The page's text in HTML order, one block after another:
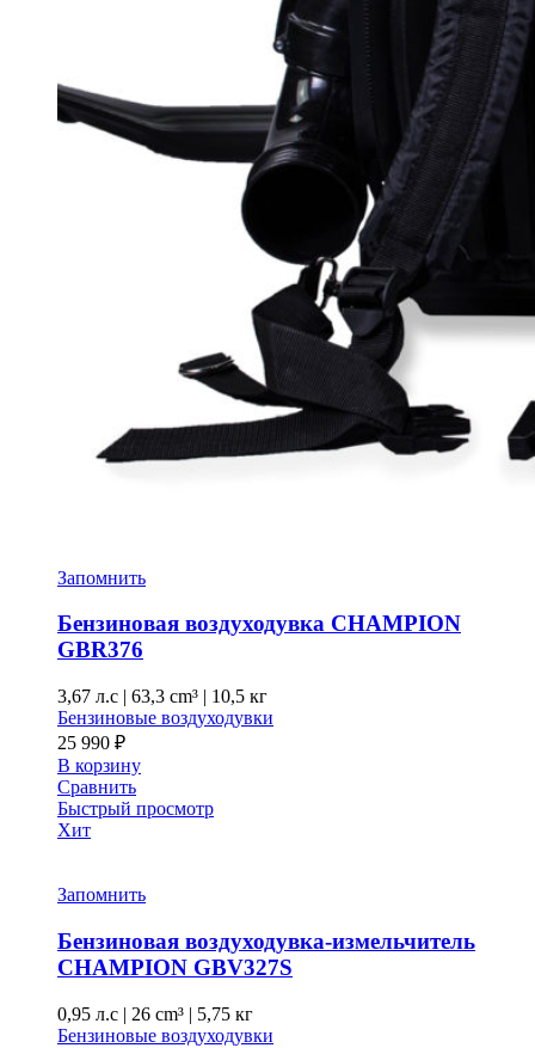
Запомнить
Бензиновая воздуходувка CHAMPION
GBR376
3,67 л.с | 63,3 cm³ | 10,5 кг
Бензиновые воздуходувки
25 990 ₽
В корзину
Сравнить
Быстрый просмотр
Хит
Запомнить
Бензиновая воздуходувка-измельчитель
CHAMPION GBV327S
0,95 л.с | 26 cm³ | 5,75 кг
Бензиновые воздуходувки